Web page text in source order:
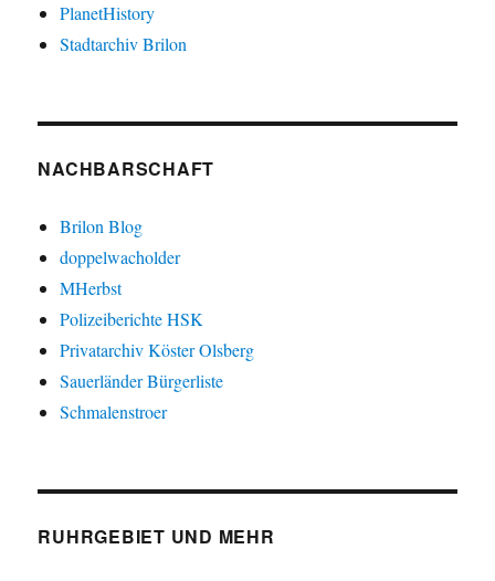
PlanetHistory
Stadtarchiv Brilon
NACHBARSCHAFT
Brilon Blog
doppelwacholder
MHerbst
Polizeiberichte HSK
Privatarchiv Köster Olsberg
Sauerländer Bürgerliste
Schmalenstroer
RUHRGEBIET UND MEHR